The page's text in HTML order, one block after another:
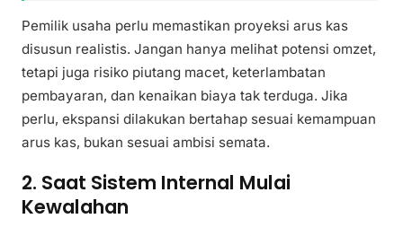
Pemilik usaha perlu memastikan proyeksi arus kas
disusun realistis. Jangan hanya melihat potensi omzet,
tetapi juga risiko piutang macet, keterlambatan
pembayaran, dan kenaikan biaya tak terduga. Jika
perlu, ekspansi dilakukan bertahap sesuai kemampuan
arus kas, bukan sesuai ambisi semata.
2. Saat Sistem Internal Mulai
Kewalahan